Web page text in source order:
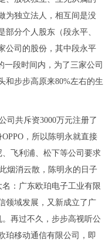
为独立法人，相互间是没
分个人股东（段永平、
公司的股份，其中段永平
一段时间内，为了三家公司
和步步高原来80%左右的生
司共斥资3000万元注册了
，所以陈明永就直接
、飞利浦、松下等公司要求
烟消云散，陈明永的日子
：广东欧珀电子工业有限
领域发展，又新成立了广
。再过不久，步步高视听公
珀移动通信有限公司，即